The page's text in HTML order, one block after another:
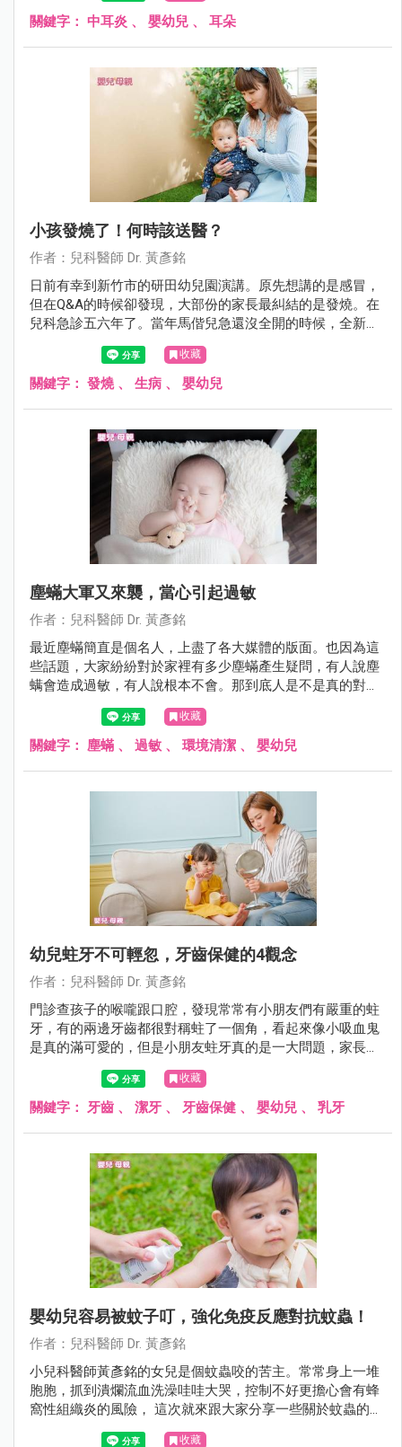
關鍵字： 中耳炎 、 嬰幼兒 、 耳朵
小孩發燒了！何時該送醫？
作者：兒科醫師 Dr. 黃彥銘
日前有幸到新竹市的研田幼兒園演講。原先想講的是感冒，
但在Q&A的時候卻發現，大部份的家長最糾結的是發燒。在
兒科急診五六年了。當年馬偕兒急還沒全開的時候，全新竹
縣市退不了燒的孩子幾乎全都擠來這裡，我想我還算有資格
在這裡教大家幾招，在面對發燒，爸媽如何處置與辨別方
法。
收藏
關鍵字： 發燒、 生病 、 嬰幼兒
塵蟎大軍又來襲，當心引起過敏
作者：兒科醫師 Dr. 黃彥銘
最近塵蟎簡直是個名人，上盡了各大媒體的版面。也因為這
些話題，大家紛紛對於家裡有多少塵蟎產生疑問，有人說塵
螨會造成過敏，有人說根本不會。那到底人是不是真的對塵
蟎會過敏呢？讓黃醫師在這裡為您解答！
收藏
關鍵字： 塵蟎 、 過敏 、 環境清潔 、 嬰幼兒
幼兒蛀牙不可輕忽，牙齒保健的4觀念
作者：兒科醫師 Dr. 黃彥銘
門診查孩子的喉嚨跟口腔，發現常常有小朋友們有嚴重的蛀
牙，有的兩邊牙齒都很對稱蛀了一個角，看起來像小吸血鬼
是真的滿可愛的，但是小朋友蛀牙真的是一大問題，家長可
能不能輕忽！在此統整一下常見的疑問與錯誤觀念讓大家參
收藏
關鍵字： 牙齒 、 潔牙 、 牙齒保健 、 嬰幼兒 、 乳牙
嬰幼兒容易被蚊子叮，強化免疫反應對抗蚊蟲！
作者：兒科醫師 Dr. 黃彥銘
小兒科醫師黃彥銘的女兒是個蚊蟲咬的苦主。常常身上一堆
胞胞，抓到潰爛流血洗澡哇哇大哭，控制不好更擔心會有蜂
窩性組織炎的風險， 這次就來跟大家分享一些關於蚊蟲的小
收藏